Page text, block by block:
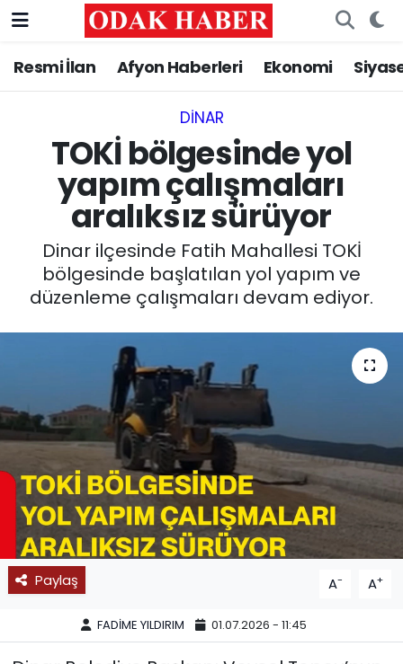
Resmi İlan Afyon Haberleri Ekonomi
DINAR
TOKİ bölgesinde yol
yapım çalışmaları
aralıksız sürüyor
Dinar ilçesinde Fatih Mahallesi TOKİ
bölgesinde başlatılan yol yapım ve
düzenleme çalışmaları devam ediyor.
Paylaş A- A+
FADİME YILDIRIM 01.07.2026 - 11:45
AFYONKARAHİSAR HABERLERİ
ASAYİŞ
GÜNCEL
SİYASET
EĞİTİM
MAGAZİN
SPOR
11:11 MANŞET
Nöbetçi Eczaneler
Trafik Durumu
Süper Lig Puan Durumu ve Fikstür
Tüm Manşetler
Son Dakika Haberleri
Haber Arşivi